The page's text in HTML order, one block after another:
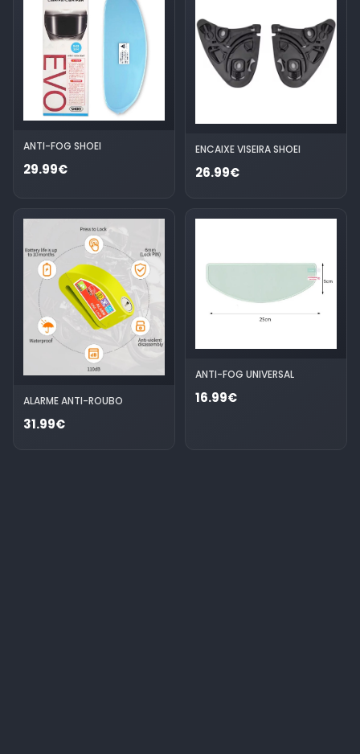
ANTI-FOG SHOEI
29.99€
ENCAIXE VISEIRA SHOEI
26.99€
ALARME ANTI-ROUBO
31.99€
ANTI-FOG UNIVERSAL
16.99€